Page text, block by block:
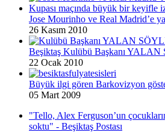
Jose Mourinho ve Real Madrid’e
26 Kasım 2010
Beşiktaş Kulübü Başkanı
22 Ocak 2010
Büyük ilgi gören Barkovizyon
05 Mart 2009
"Tello, Alex Ferguson’un
soktu" - Beşiktaş Postası